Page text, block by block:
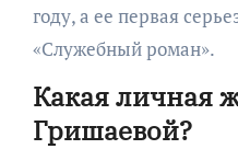
году, а ее первая
«Служебный роман».
Какая личная
Гришаевой?